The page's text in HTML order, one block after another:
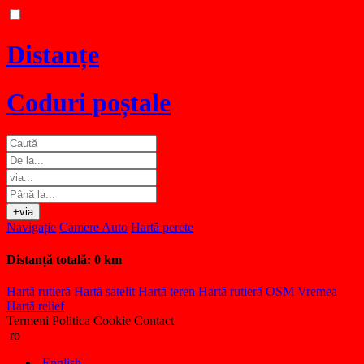
Distanțe
Coduri poștale
+via
Navigație Camere Auto Hartă perete
Distanță totală: 0 km
Hartă rutieră Hartă satelit Hartă teren Hartă rutieră OSM Vremea
Hartă relief
Termeni Politica Cookie Contact
ro